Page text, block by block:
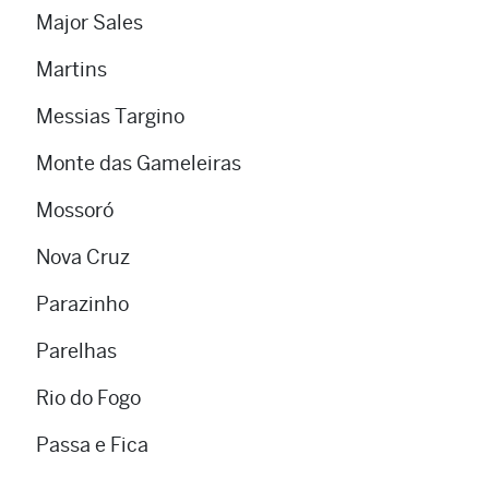
Major Sales
Martins
Messias Targino
Monte das Gameleiras
Mossoró
Nova Cruz
Parazinho
Parelhas
Rio do Fogo
Passa e Fica